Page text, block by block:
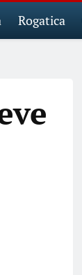
Rogatica